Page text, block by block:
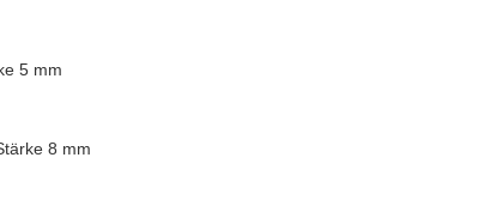
5 mm
8 mm